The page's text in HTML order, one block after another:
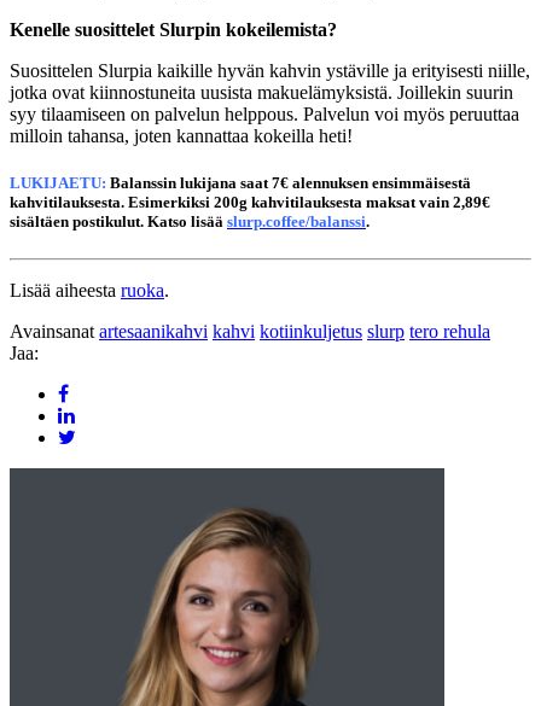
Kenelle suosittelet Slurpin kokeilemista?
Suosittelen Slurpia kaikille hyvän kahvin ystäville ja erityisesti niille,
jotka ovat kiinnostuneita uusista makuelämyksistä. Joillekin suurin
syy tilaamiseen on palvelun helppous. Palvelun voi myös peruuttaa
milloin tahansa, joten kannattaa kokeilla heti!
LUKIJAETU: Balanssin lukijana saat 7€ alennuksen ensimmäisestä
kahvitilauksesta. Esimerkiksi 200g kahvitilauksesta maksat vain 2,89€
sisältäen postikulut. Katso lisää slurp.coffee/balanssi.
Lisää aiheesta ruoka.
Avainsanat artesaanikahvi kahvi kotiinkuljetus slurp tero rehula
Jaa: